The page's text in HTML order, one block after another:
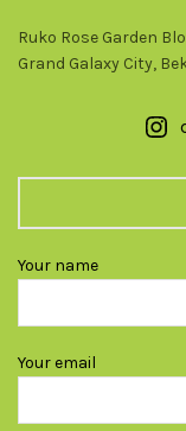
Ruko Rose Garden
Grand Galaxy City,
Your name
Your email